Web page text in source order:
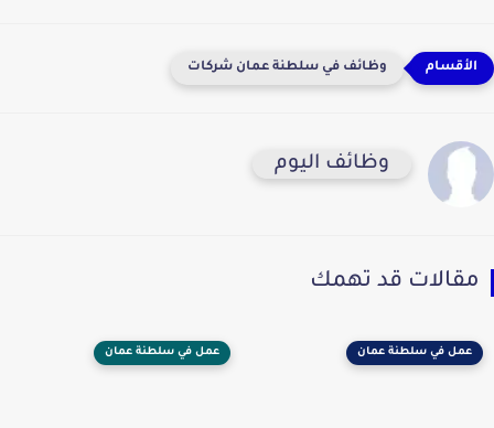
وظائف في سلطنة عمان شركات
وظائف اليوم
مقالات قد تهمك
عمل في سلطنة عمان عمل في سلطنة عمان